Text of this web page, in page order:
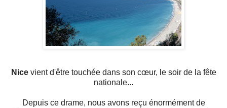
Nice vient d'être touchée dans son cœur, le soir de la fête
nationale...
Depuis ce drame, nous avons reçu énormément de